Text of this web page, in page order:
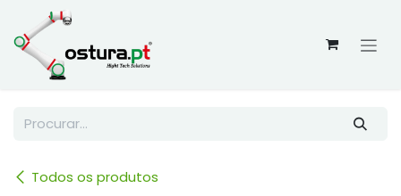
Skip to Content
Todos os produtos